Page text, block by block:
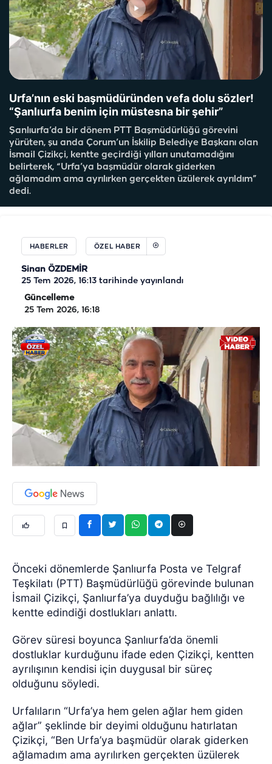
Urfa’nın eski başmüdüründen vefa dolu sözler!
“Şanlıurfa benim için müstesna bir şehir”
Şanlıurfa’da bir dönem PTT Başmüdürlüğü görevini
yürüten, şu anda Çorum’un İskilip Belediye Başkanı olan
İsmail Çizikçi, kentte geçirdiği yılları unutamadığını
belirterek, “Urfa’ya başmüdür olarak giderken
ağlamadım ama ayrılırken gerçekten üzülerek ayrıldım”
dedi.
HABERLER ÖZEL HABER
Sinan ÖZDEMİR
25 Tem 2026, 16:13 tarihinde yayınlandı
Güncelleme
25 Tem 2026, 16:18
Önceki dönemlerde Şanlıurfa Posta ve Telgraf
Teşkilatı (PTT) Başmüdürlüğü görevinde bulunan
İsmail Çizikçi, Şanlıurfa’ya duyduğu bağlılığı ve
kentte edindiği dostlukları anlattı.
Görev süresi boyunca Şanlıurfa’da önemli
dostluklar kurduğunu ifade eden Çizikçi, kentten
ayrılışının kendisi için duygusal bir süreç
olduğunu söyledi.
Urfalıların “Urfa’ya hem gelen ağlar hem giden
ağlar” şeklinde bir deyimi olduğunu hatırlatan
Çizikçi, “Ben Urfa’ya başmüdür olarak giderken
ağlamadım ama ayrılırken gerçekten üzülerek